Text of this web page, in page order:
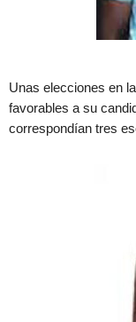
Unas elecciones en
favorables a su
correspondían tres